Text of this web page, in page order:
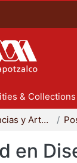
& Collections
División de Ciencias y Artes para el Diseño
en